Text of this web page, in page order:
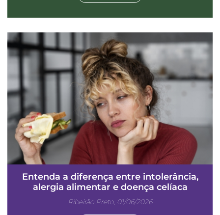
Entenda a diferença entre intolerância,
alergia alimentar e doença celíaca
Ribeirão Preto, 01/06/2026